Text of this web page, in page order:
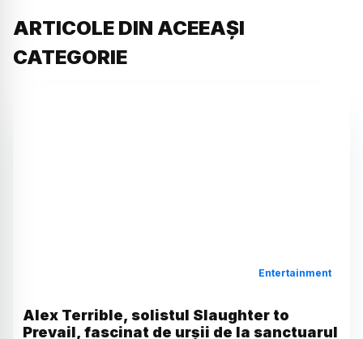
ARTICOLE DIN ACEEAȘI
CATEGORIE
Entertainment
Alex Terrible, solistul Slaughter to
Prevail, fascinat de urșii de la sanctuarul